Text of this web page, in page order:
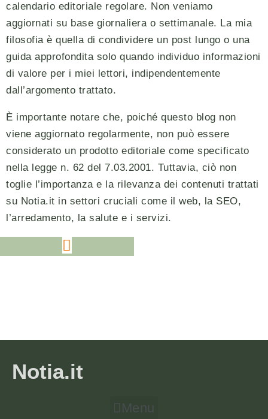
calendario editoriale regolare. Non veniamo
aggiornati su base giornaliera o settimanale. La mia
filosofia è quella di condividere un post lungo o una
guida approfondita solo quando individuo informazioni
di valore per i miei lettori, indipendentemente
dall’argomento trattato.
È importante notare che, poiché questo blog non
viene aggiornato regolarmente, non può essere
considerato un prodotto editoriale come specificato
nella legge n. 62 del 7.03.2001. Tuttavia, ciò non
toglie l’importanza e la rilevanza dei contenuti trattati
su Notia.it in settori cruciali come il web, la SEO,
l’arredamento, la salute e i servizi.
Notia.it
Menu